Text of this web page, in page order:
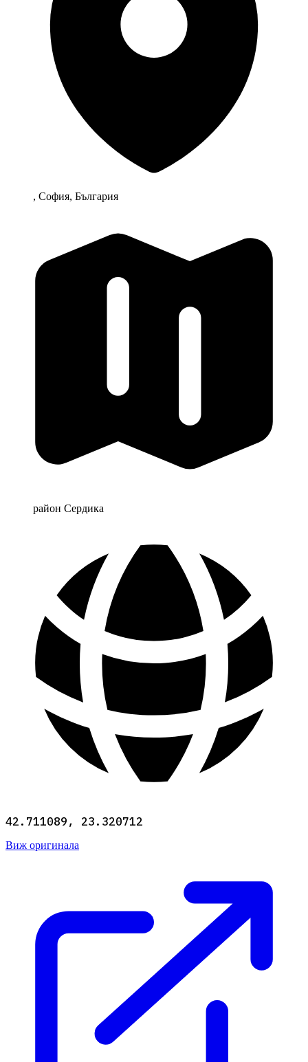
, София, България
район Сердика
42.711089, 23.320712
Виж оригинала